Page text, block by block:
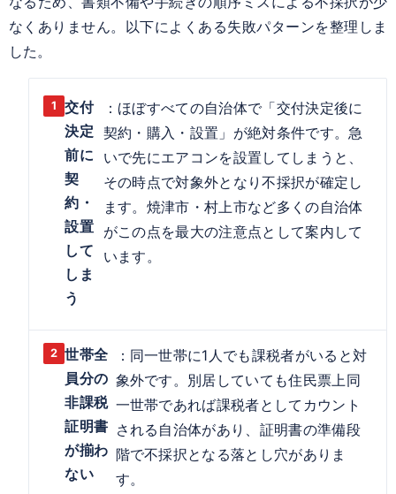
なくありません。以下によくある失敗パターンを整理しま
した。
交付
決定
前に
契
約・
設置
して
しま
う
：ほぼすべての自治体で「交付決定後に
契約・購入・設置」が絶対条件です。急
いで先にエアコンを設置してしまうと、
その時点で対象外となり不採択が確定し
ます。焼津市・村上市など多くの自治体
がこの点を最大の注意点として案内して
います。
世帯全
員分の
非課税
証明書
が揃わ
ない
：同一世帯に1人でも課税者がいると対
象外です。別居していても住民票上同
一世帯であれば課税者としてカウント
される自治体があり、証明書の準備段
階で不採択となる落とし穴がありま
す。